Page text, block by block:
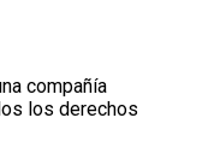
compañía
los derechos